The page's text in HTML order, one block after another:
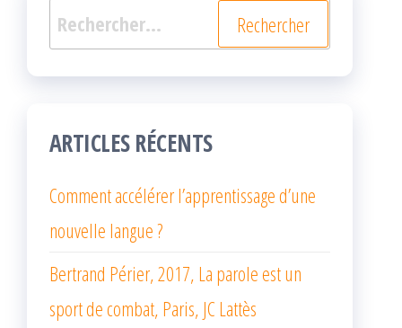
Rechercher :
ARTICLES RÉCENTS
Comment accélérer l’apprentissage d’une
nouvelle langue ?
Bertrand Périer, 2017, La parole est un
sport de combat, Paris, JC Lattès